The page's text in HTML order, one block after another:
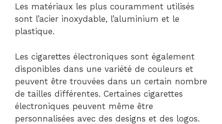
Les matériaux les plus couramment utilisés
sont l’acier inoxydable, l’aluminium et le
plastique.
Les cigarettes électroniques sont également
disponibles dans une variété de couleurs et
peuvent être trouvées dans un certain nombre
de tailles différentes. Certaines cigarettes
électroniques peuvent même être
personnalisées avec des designs et des logos.